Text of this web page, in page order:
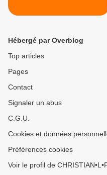
Hébergé par Overblog
Top articles
Pages
Contact
Signaler un abus
C.G.U.
Cookies et données
Préférences cookies
Voir le profil de